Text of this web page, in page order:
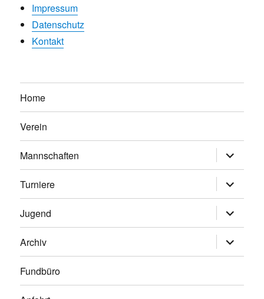
Impressum
Datenschutz
Kontakt
Home
Verein
Mannschaften
anzeigen
Turniere
anzeigen
Jugend
anzeigen
Archiv
anzeigen
Fundbüro